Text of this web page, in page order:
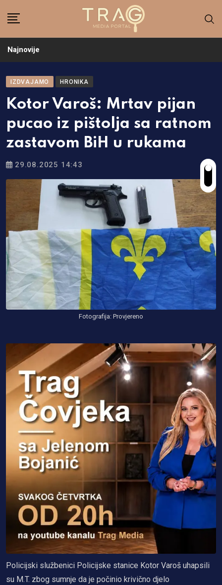
Najnovije
IZDVAJAMO HRONIKA
Kotor Varoš: Mrtav pijan
pucao iz pištolja sa ratnom
zastavom BiH u rukama
29.08.2025 14:43
Fotografija: Provjereno
Policijski službenici Policijske stanice Kotor Varoš uhapsili
su M.T. zbog sumnje da je počinio krivično djelo